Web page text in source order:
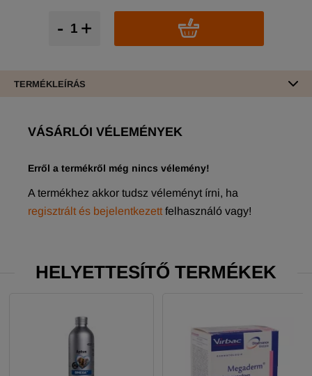
+
-
TERMÉKLEÍRÁS
VÁSÁRLÓI VÉLEMÉNYEK
Erről a termékről még nincs vélemény!
A termékhez akkor tudsz véleményt írni, ha
regisztrált és bejelentkezett felhasználó vagy!
HELYETTESÍTŐ TERMÉKEK